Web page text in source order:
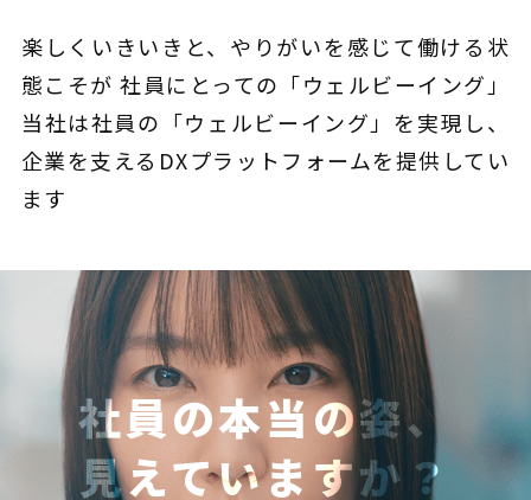
楽しくいきいきと、やりがいを感じて働ける状
態こそが 社員にとっての「ウェルビーイング」
当社は社員の「ウェルビーイング」を実現し、
企業を支えるDXプラットフォームを提供してい
ます
社員の本当の姿、
見えていますか？